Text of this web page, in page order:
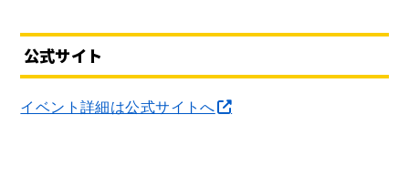
公式サイト
イベント詳細は公式サイトへ